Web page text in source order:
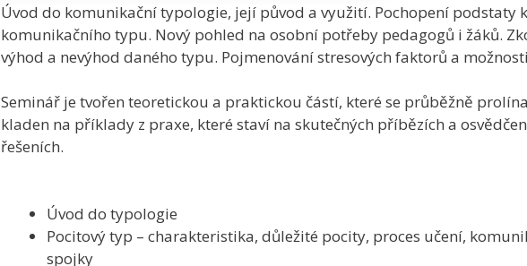
Úvod do komunikační typologie, její původ a využití. Pochopení podstaty
komunikačního typu. Nový pohled na osobní potřeby pedagogů i žáků.
výhod a nevýhod daného typu. Pojmenování stresových faktorů a
Seminář je tvořen teoretickou a praktickou částí, které se průběžně
kladen na příklady z praxe, které staví na skutečných příbězích a
řešeních.
Úvod do typologie
Pocitový typ – charakteristika, důležité pocity, proces učení,
spojky